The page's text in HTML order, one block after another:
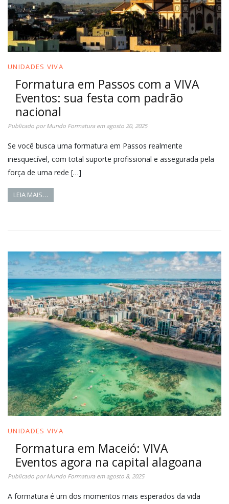
UNIDADES VIVA
Formatura em Passos com a VIVA
Eventos: sua festa com padrão
nacional
Publicado porMundo Formaturaem agosto 20, 2025
Se você busca uma formatura em Passos realmente
inesquecível, com total suporte profissional e assegurada pela
força de uma rede […]
LEIA MAIS…
UNIDADES VIVA
Formatura em Maceió: VIVA
Eventos agora na capital alagoana
Publicado porMundo Formaturaem agosto 8, 2025
A formatura é um dos momentos mais esperados da vida